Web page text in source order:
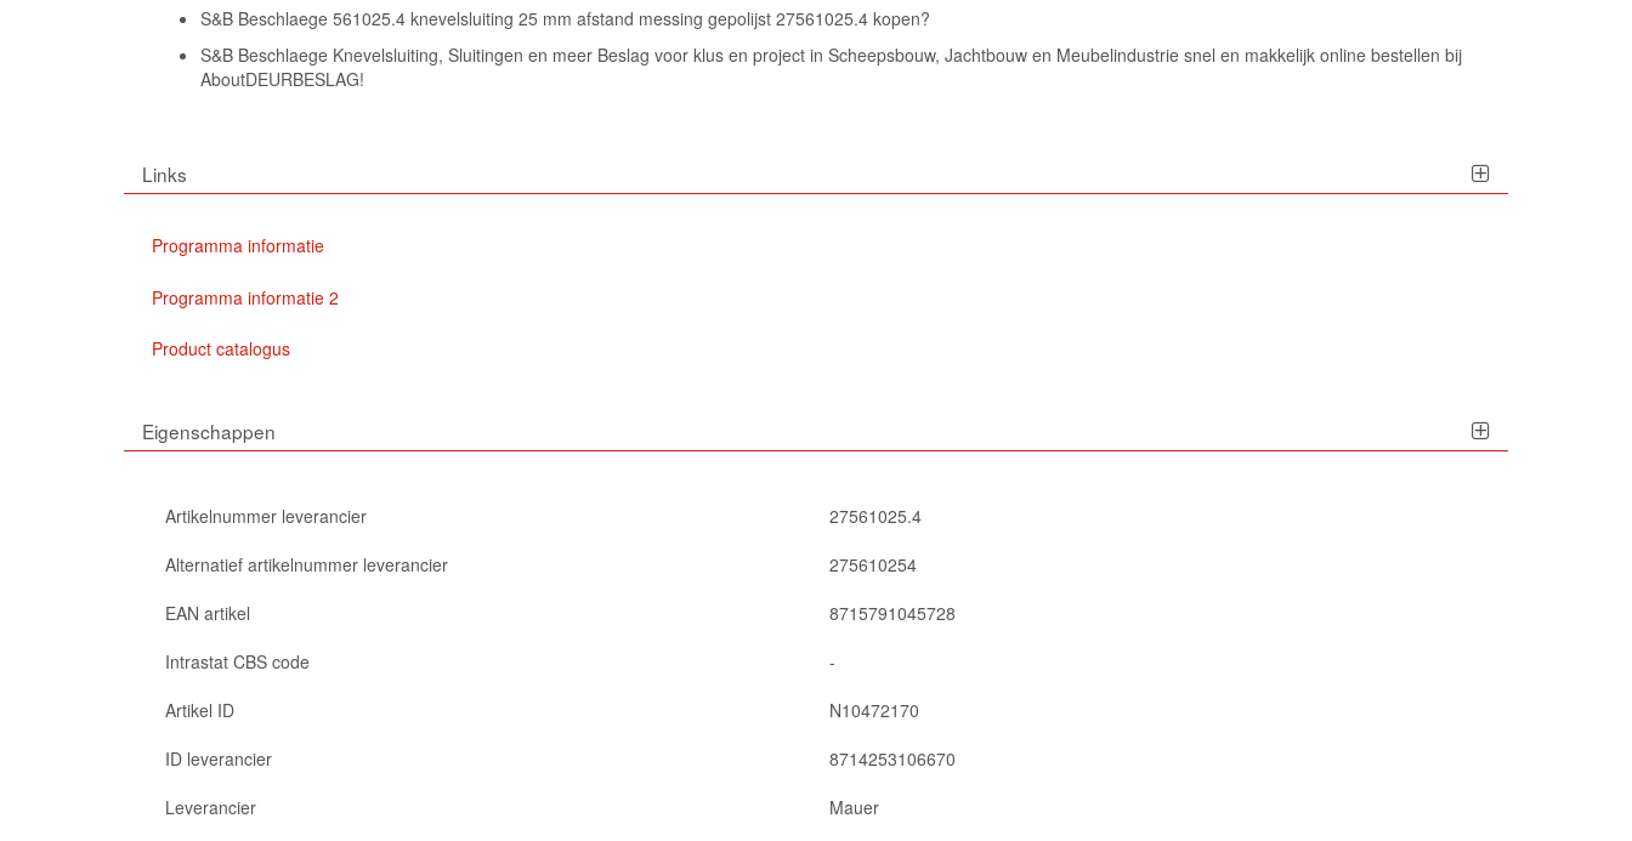
S&B Beschlaege 561025.4 knevelsluiting 25 mm afstand messing gepolijst 27561025.4 kopen?
S&B Beschlaege Knevelsluiting, Sluitingen en meer Beslag voor klus en project in Scheepsbouw, Jachtbouw en Meubelindustrie snel en makkelijk online bestellen bij
AboutDEURBESLAG!
Links
Programma informatie
Programma informatie 2
Product catalogus
Eigenschappen
Artikelnummer leverancier
27561025.4
Alternatief artikelnummer leverancier
275610254
EAN artikel
8715791045728
Intrastat CBS code
-
Artikel ID
N10472170
ID leverancier
8714253106670
Leverancier
Mauer